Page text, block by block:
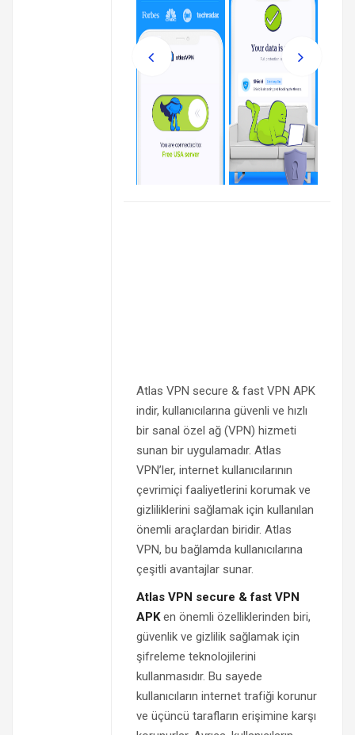
Atlas VPN secure & fast VPN APK
indir, kullanıcılarına güvenli ve hızlı
bir sanal özel ağ (VPN) hizmeti
sunan bir uygulamadır. Atlas
VPN’ler, internet kullanıcılarının
çevrimiçi faaliyetlerini korumak ve
gizliliklerini sağlamak için kullanılan
önemli araçlardan biridir. Atlas
VPN, bu bağlamda kullanıcılarına
çeşitli avantajlar sunar.
Atlas VPN secure & fast VPN
APKen önemli özelliklerinden biri,
güvenlik ve gizlilik sağlamak için
şifreleme teknolojilerini
kullanmasıdır. Bu sayede
kullanıcıların internet trafiği korunur
ve üçüncü tarafların erişimine karşı